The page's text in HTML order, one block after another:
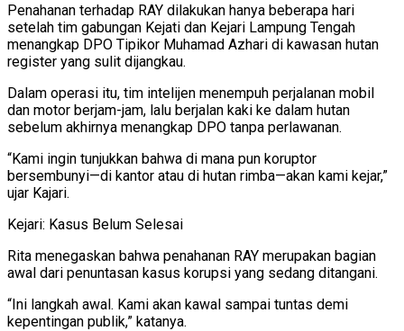
Penahanan terhadap RAY dilakukan hanya beberapa hari
setelah tim gabungan Kejati dan Kejari Lampung Tengah
menangkap DPO Tipikor Muhamad Azhari di kawasan hutan
register yang sulit dijangkau.
Dalam operasi itu, tim intelijen menempuh perjalanan mobil
dan motor berjam-jam, lalu berjalan kaki ke dalam hutan
sebelum akhirnya menangkap DPO tanpa perlawanan.
“Kami ingin tunjukkan bahwa di mana pun koruptor
bersembunyi—di kantor atau di hutan rimba—akan kami kejar,”
ujar Kajari.
Kejari: Kasus Belum Selesai
Rita menegaskan bahwa penahanan RAY merupakan bagian
awal dari penuntasan kasus korupsi yang sedang ditangani.
“Ini langkah awal. Kami akan kawal sampai tuntas demi
kepentingan publik,” katanya.